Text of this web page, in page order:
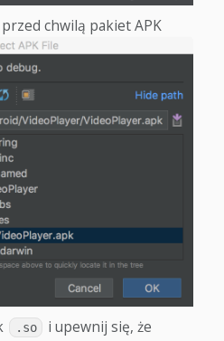
chwilą pakiet APK
.so
i upewnij się, że